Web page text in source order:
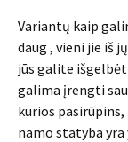
Variantų kaip
daug , vieni jie iš
jūs galite
galima įrengti
kurios
namo statyba yra